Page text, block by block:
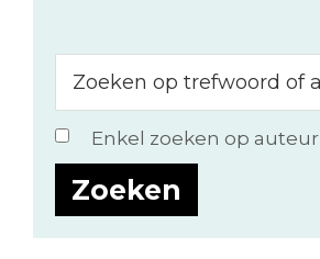
op
trefwoord
of
auteur...
Enkel zoeken op auteur